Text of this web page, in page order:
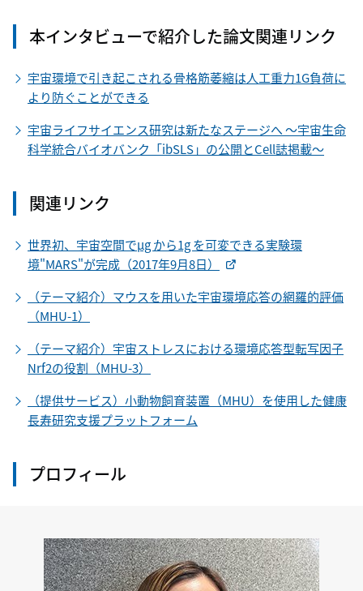
本インタビューで紹介した論文関連リンク
宇宙環境で引き起こされる骨格筋萎縮は人工重力1G負荷に
より防ぐことができる
宇宙ライフサイエンス研究は新たなステージへ ～宇宙生命
科学統合バイオバンク「ibSLS」の公開とCell誌掲載～
関連リンク
世界初、宇宙空間でμg から1g を可変できる実験環
境"MARS"が完成（2017年9月8日）
（テーマ紹介）マウスを用いた宇宙環境応答の網羅的評価
（MHU-1）
（テーマ紹介）宇宙ストレスにおける環境応答型転写因子
Nrf2の役割（MHU-3）
（提供サービス）小動物飼育装置（MHU）を使用した健康
長寿研究支援プラットフォーム
プロフィール